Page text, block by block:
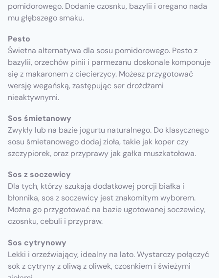
pomidorowego. Dodanie czosnku, bazylii i oregano nada
mu głębszego smaku.
Pesto
Świetna alternatywa dla sosu pomidorowego. Pesto z
bazylii, orzechów pinii i parmezanu doskonale komponuje
się z makaronem z ciecierzycy. Możesz przygotować
wersję wegańską, zastępując ser drożdżami
nieaktywnymi.
Sos śmietanowy
Zwykły lub na bazie jogurtu naturalnego. Do klasycznego
sosu śmietanowego dodaj zioła, takie jak koper czy
szczypiorek, oraz przyprawy jak gałka muszkatołowa.
Sos z soczewicy
Dla tych, którzy szukają dodatkowej porcji białka i
błonnika, sos z soczewicy jest znakomitym wyborem.
Można go przygotować na bazie ugotowanej soczewicy,
czosnku, cebuli i przypraw.
Sos cytrynowy
Lekki i orzeźwiający, idealny na lato. Wystarczy połączyć
sok z cytryny z oliwą z oliwek, czosnkiem i świeżymi